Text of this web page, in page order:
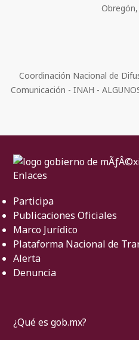
Obregón,
Coordinación Nacional de
Comunicación - INAH -
Enlaces
Participa
Publicaciones Oficiales
Marco Jurídico
Plataforma Nacional de
Alerta
Denuncia
¿Qué es gob.mx?